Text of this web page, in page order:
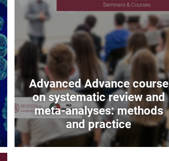
Advanced Advance course
on systematic review and
meta-analyses: methods
and practice